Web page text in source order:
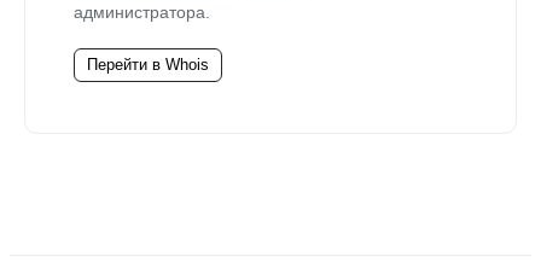
администратора.
Перейти в Whois